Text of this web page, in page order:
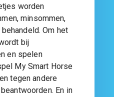
worden
minsommen,
Om het
bij
en spelen
My Smart Horse
tegen andere
En in